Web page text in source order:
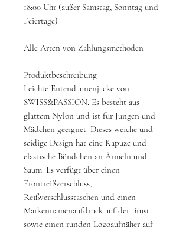
18:00 Uhr (außer Samstag, Sonntag und
Feiertage)
Alle Arten von Zahlungsmethoden
Produktbeschreibung
Leichte Entendaunenjacke von
SWISS&PASSION. Es besteht aus
glattem Nylon und ist für Jungen und
Mädchen geeignet. Dieses weiche und
seidige Design hat eine Kapuze und
elastische Bündchen an Ärmeln und
Saum. Es verfügt über einen
Frontreißverschluss,
Reißverschlusstaschen und einen
Markennamenaufdruck auf der Brust
sowie einen runden Logoaufnäher auf